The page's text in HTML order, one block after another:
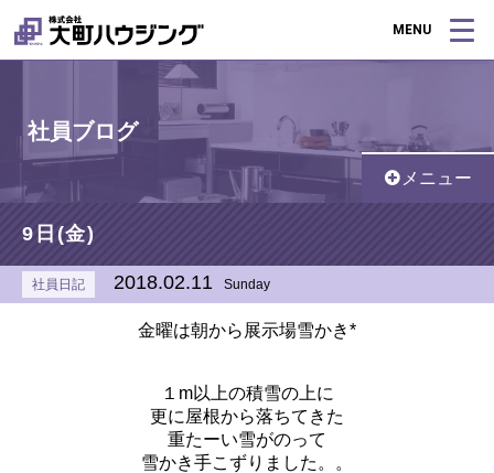
MENU
社員ブログ
メニュー
9日(金)
社員日記 2018.02.11 Sunday
金曜は朝から展示場雪かき*
１m以上の積雪の上に
更に屋根から落ちてきた
重たーい雪がのって
雪かき手こずりました。。